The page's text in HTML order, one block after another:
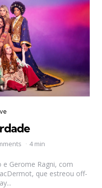
4 min
e Gerome Ragni, com
que estreou off-